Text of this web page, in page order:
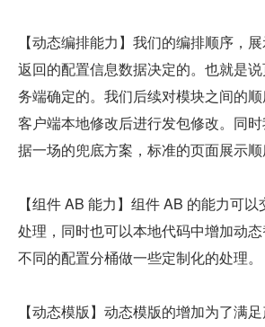
【动态编排能力】我们的编排顺序，
返回的配置信息数据决定的。也就是
务端确定的。我们后续对模块之间的
客户端本地修改后进行发包修改。同
据一场的兜底方案，标准的页面展示顺
【组件 AB 能力】组件 AB 的能力可
处理，同时也可以本地代码中增加动
不同的配置分桶做一些定制化的处理。
【动态模版】动态模版的增加为了满